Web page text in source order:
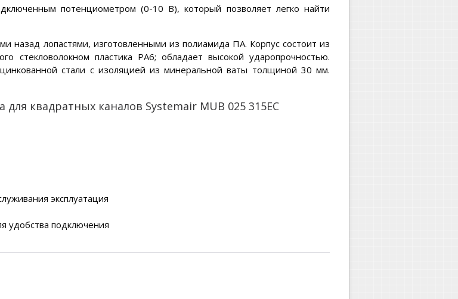
потенциометром (0-10 В), который позволяет легко найти
назад лопастями, изготовленными из полиамида ПА. Корпус состоит из
стекловолокном пластика PA6; обладает высокой ударопрочностью.
стали с изоляцией из минеральной ваты толщиной 30 мм.
квадратных каналов Systemair MUB 025 315EC
эксплуатация
удобства подключения